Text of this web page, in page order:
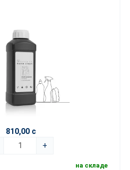
810,00 с
+
на складе